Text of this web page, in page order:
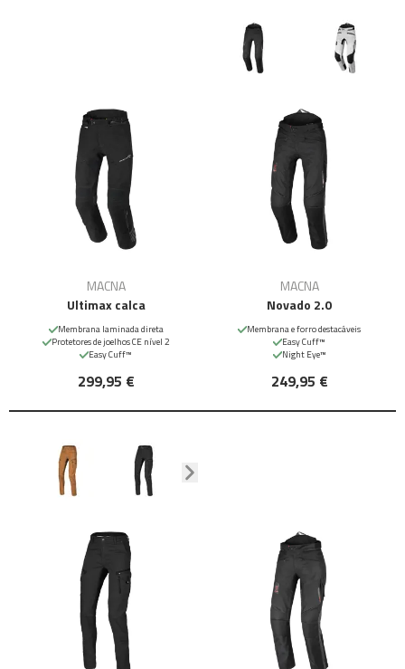
MACNA
Ultimax calca
Membrana laminada direta
Protetores de joelhos CE nível 2
Easy Cuff™
299,95 €
MACNA
Novado 2.0
Membrana e forro destacáveis
Easy Cuff™
Night Eye™
249,95 €